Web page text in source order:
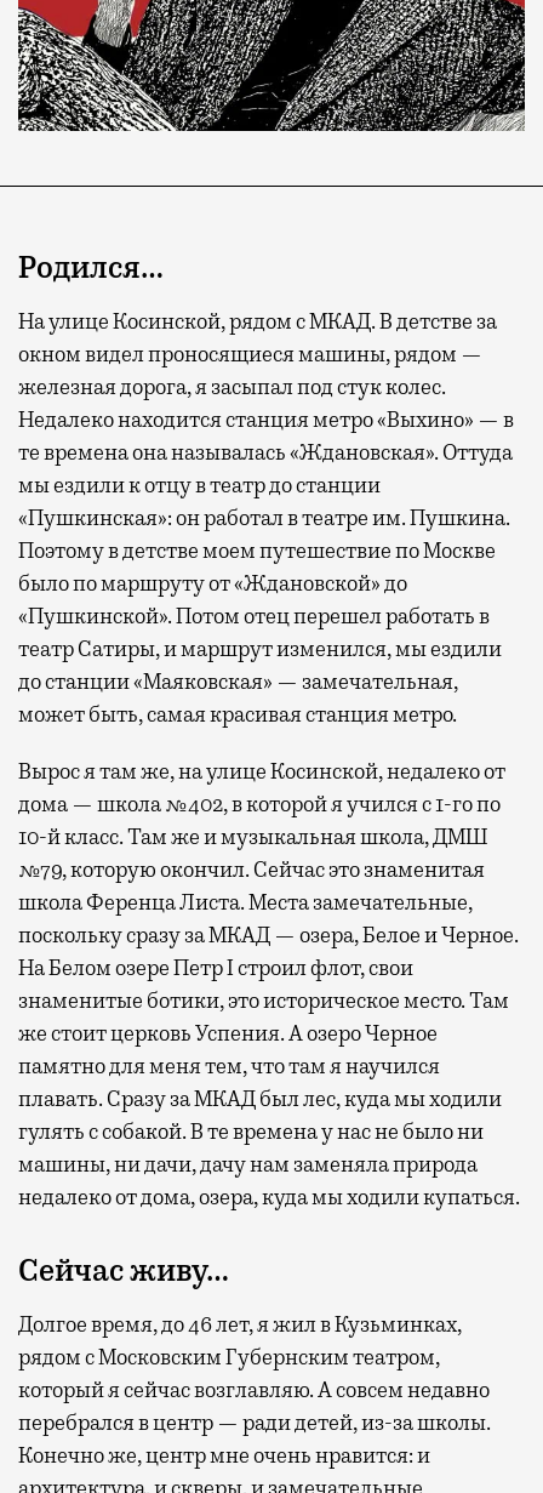
Родился…
На улице Косинской, рядом с МКАД. В детстве за
окном видел проносящиеся машины, рядом —
железная дорога, я засыпал под стук колес.
Недалеко находится станция метро «Выхино» — в
те времена она называлась «Ждановская». Оттуда
мы ездили к отцу в театр до станции
«Пушкинская»: он работал в театре им. Пушкина.
Поэтому в детстве моем путешествие по Москве
было по маршруту от «Ждановской» до
«Пушкинской». Потом отец перешел работать в
театр Сатиры, и маршрут изменился, мы ездили
до станции «Маяковская» — замечательная,
может быть, самая красивая станция метро.
Вырос я там же, на улице Косинской, недалеко от
дома — школа №402, в которой я учился с 1-го по
10-й класс. Там же и музыкальная школа, ДМШ
№79, которую окончил. Сейчас это знаменитая
школа Ференца Листа. Места замечательные,
поскольку сразу за МКАД — озера, Белое и Черное.
На Белом озере Петр I строил флот, свои
знаменитые ботики, это историческое место. Там
же стоит церковь Успения. А озеро Черное
памятно для меня тем, что там я научился
плавать. Сразу за МКАД был лес, куда мы ходили
гулять с собакой. В те времена у нас не было ни
машины, ни дачи, дачу нам заменяла природа
недалеко от дома, озера, куда мы ходили купаться.
Сейчас живу…
Долгое время, до 46 лет, я жил в Кузьминках,
рядом с Московским Губернским театром,
который я сейчас возглавляю. А совсем недавно
перебрался в центр — ради детей, из-за школы.
Конечно же, центр мне очень нравится: и